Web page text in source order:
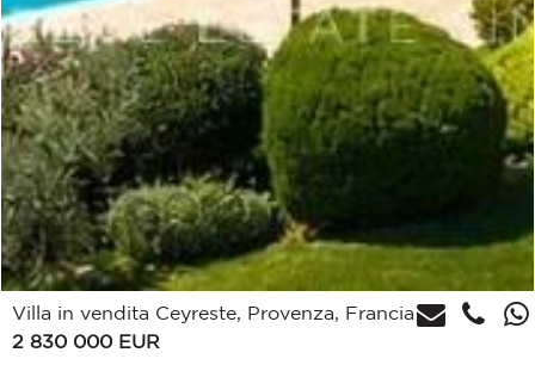
Villa in vendita Ceyreste, Provenza, Francia
2 830 000 EUR